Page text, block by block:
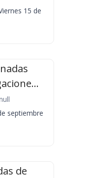
15 de
septiembre
de